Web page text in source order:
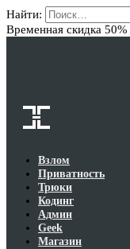
Найти:
Временная скидка 50%
Взлом
Приватность
Трюки
Кодинг
Админ
Geek
Магазин